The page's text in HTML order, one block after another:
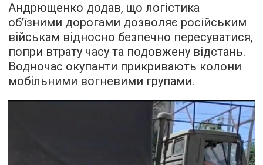
Андрющенко додав, що логістика
об’їзними дорогами дозволяє російським
військам відносно безпечно пересуватися,
попри втрату часу та подовжену відстань.
Водночас окупанти прикривають колони
мобільними вогневими групами.